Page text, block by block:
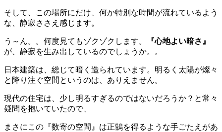
そして、この場所にだけ、何か特別な時間が流れているよう
な、静寂ささえ感じます。
う～ん。。何度見てもゾクゾクします。
『心地よい暗さ』
が、静寂を生み出しているのでしょうか。。
日本建築は、総じて暗く造られています。明るく太陽が燦々
と降り注ぐ空間というのは、ありえません。
現代の住宅は、少し明るすぎるのではないだろうか？と常々
疑問を抱いていたので、
まさにこの『数寄の空間』は正鵠を得るような手ごたえがあ